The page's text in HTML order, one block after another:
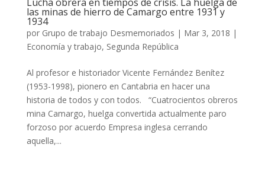
las minas de hierro de Camargo entre 1931 y
1934
por Grupo de trabajo Desmemoriados | Mar 3, 2018 |
Economía y trabajo, Segunda República
Al profesor e historiador Vicente Fernández Benítez
(1953-1998), pionero en Cantabria en hacer una
historia de todos y con todos. “Cuatrocientos obreros
mina Camargo, huelga convertida actualmente paro
forzoso por acuerdo Empresa inglesa cerrando
aquella,...